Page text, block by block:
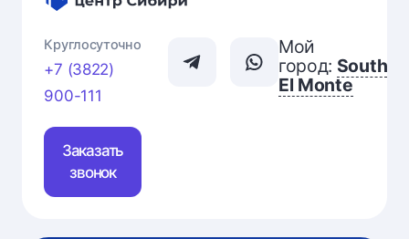
Круглосуточно
+7 (3822)
900-111
Заказать
звонок
Мой
город: South
El Monte